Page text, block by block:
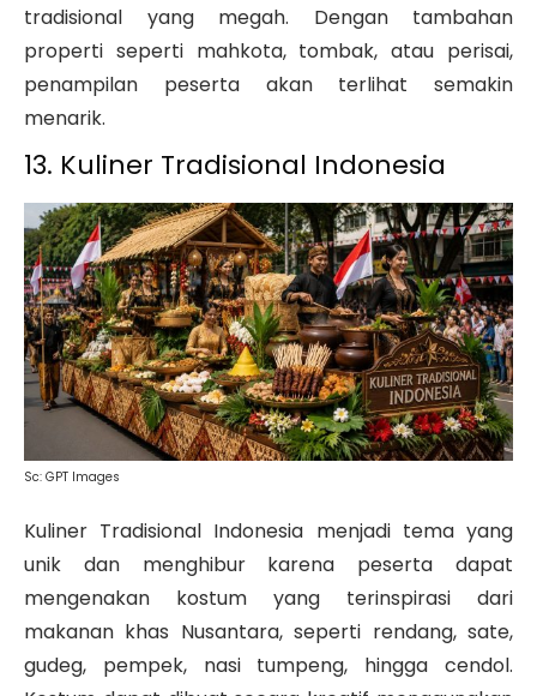
tradisional yang megah. Dengan tambahan
properti seperti mahkota, tombak, atau perisai,
penampilan peserta akan terlihat semakin
menarik.
13. Kuliner Tradisional Indonesia
Sc: GPT Images
Kuliner Tradisional Indonesia menjadi tema yang
unik dan menghibur karena peserta dapat
mengenakan kostum yang terinspirasi dari
makanan khas Nusantara, seperti rendang, sate,
gudeg, pempek, nasi tumpeng, hingga cendol.